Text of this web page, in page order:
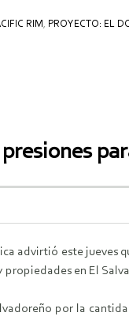
RIM PROYECTO: EL
advirtió este jueves
en El
por la